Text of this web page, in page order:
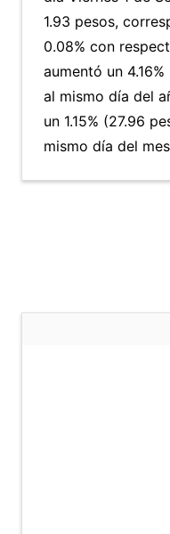
1.93 pesos,
0.08% con
aumentó un
al mismo día del
un 1.15% (27.96
mismo día del